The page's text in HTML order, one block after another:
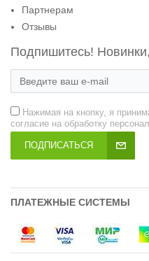
Партнерам
Отзывы
Подпишитесь!
Нажимая на кнопку, я
согласие на обработку
ПОДПИСАТЬСЯ
ПЛАТЕЖНЫЕ СИСТЕМЫ